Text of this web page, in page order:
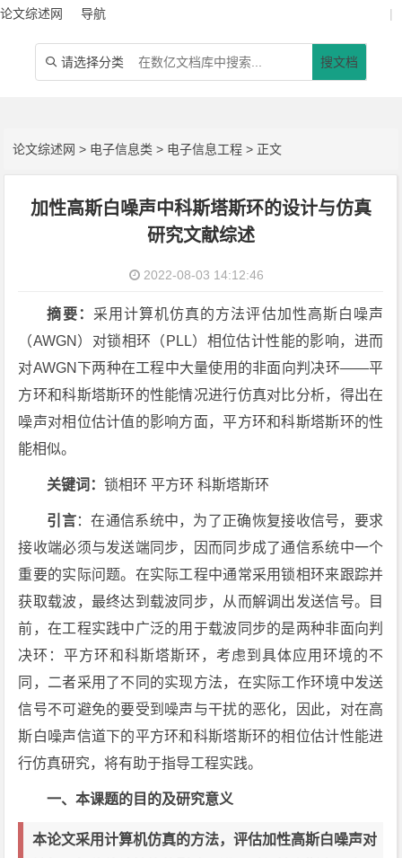
论文综述网 导航 |
 请选择分类 搜文档
论文综述网 > 电子信息类 > 电子信息工程 > 正文
加性高斯白噪声中科斯塔斯环的设计与仿真
研究文献综述
2022-08-03 14:12:46
摘要： 采用计算机仿真的方法评估加性高斯白噪声
（AWGN）对锁相环（PLL）相位估计性能的影响，进而
对AWGN下两种在工程中大量使用的非面向判决环——平
方环和科斯塔斯环的性能情况进行仿真对比分析，得出在
噪声对相位估计值的影响方面，平方环和科斯塔斯环的性
能相似。
关键词：锁相环 平方环 科斯塔斯环
引言：在通信系统中，为了正确恢复接收信号，要求
接收端必须与发送端同步，因而同步成了通信系统中一个
重要的实际问题。在实际工程中通常采用锁相环来跟踪并
获取载波，最终达到载波同步，从而解调出发送信号。目
前，在工程实践中广泛的用于载波同步的是两种非面向判
决环：平方环和科斯塔斯环，考虑到具体应用环境的不
同，二者采用了不同的实现方法，在实际工作环境中发送
信号不可避免的要受到噪声与干扰的恶化，因此，对在高
斯白噪声信道下的平方环和科斯塔斯环的相位估计性能进
行仿真研究，将有助于指导工程实践。
一、本课题的目的及研究意义
本论文采用计算机仿真的方法，评估加性高斯白噪声对